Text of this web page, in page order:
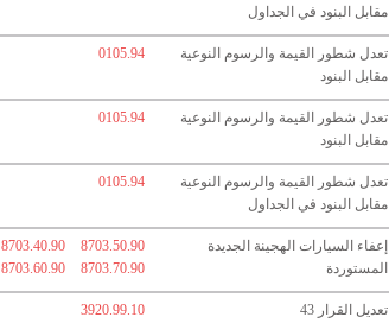
مقابل البنود في الجداول
تعدل شطور القيمة والرسوم النوعية
مقابل البنود
0105.94
تعدل شطور القيمة والرسوم النوعية
مقابل البنود
0105.94
تعدل شطور القيمة والرسوم النوعية
مقابل البنود في الجداول
0105.94
إعفاء السيارات الهجينة الجديدة
المستوردة
8703.40.90
8703.50.90
8703.60.90
8703.70.90
تعديل القرار 43
3920.99.10